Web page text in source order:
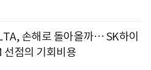
손해로 돌아올까… SK하이
선점의 기회비용